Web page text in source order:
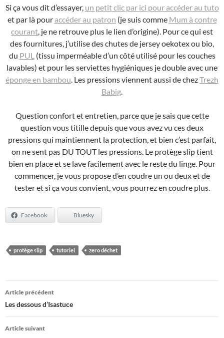
Si ça vous dit d’essayer, un petit clic par ici pour accéder au tuto
et par là pour accéder au patron (je suis comme Mum à contre
courant, je ne retrouve plus le lien d’origine). Pour ce qui est
des fournitures, j’utilise des chutes de jersey oekotex ou bio,
du PUL(tissu imperméable d’un côté utilisé pour les couches
lavables) et pour les serviettes hygiéniques je double avec une
éponge en bambou. Les pressions viennent aussi de chezTrezh
Babig.
Question confort et entretien, parce que je sais que cette
question vous titille depuis que vous avez vu ces deux
pressions qui maintiennent la protection, et bien c’est parfait,
on ne sent pas DU TOUT les pressions. Le protège slip tient
bien en place et se lave facilement avec le reste du linge. Pour
commencer, je vous propose d’en coudre un ou deux et de
tester et si ça vous convient, vous pourrez en coudre plus.
Facebook Bluesky
protège slip tutoriel zero déchet
Navigation
des
articles
Article précédent
Les dessous d’Isastuce
Article suivant